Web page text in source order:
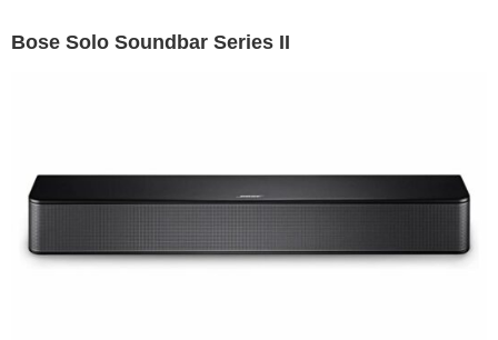
Bose Solo Soundbar Series II